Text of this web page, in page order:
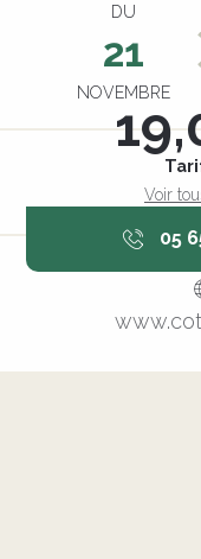
DU
21
NOVEMBRE
Voir
05